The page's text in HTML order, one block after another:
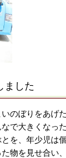
ました
のぼりをあげ
で大きくなっ
を、年少児は
物を見せ合い